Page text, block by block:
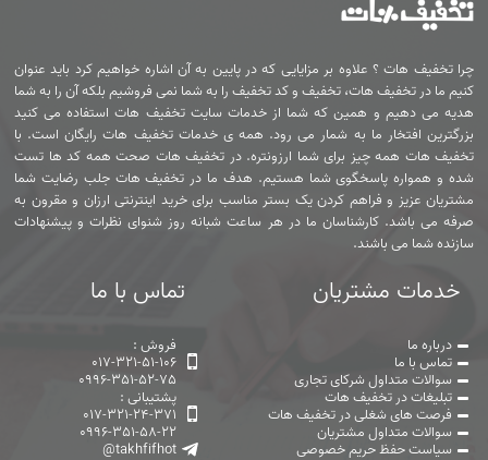
چرا تخفیف هات ؟ علاوه بر مزایایی که در پایین به آن اشاره خواهیم کرد باید عنوان
کنیم ما در تخفیف هات، تخفیف و کد تخفیف را به شما نمی فروشیم بلکه آن را به شما
هدیه می دهیم و همین که شما از خدمات سایت تخفیف هات استفاده می کنید
بزرگترین افتخار ما به شمار می رود. همه ی خدمات تخفیف هات رایگان است. با
تخفیف هات همه چیز برای شما ارزونتره. در تخفیف هات صحت همه کد ها تست
شده و همواره پاسخگوی شما هستیم. هدف ما در تخفیف هات جلب رضایت شما
مشتریان عزیز و فراهم کردن یک بستر مناسب برای خرید اینترنتی ارزان و مقرون به
صرفه می باشد. کارشناسان ما در هر ساعت شبانه روز شنوای نظرات و پیشنهادات
سازنده شما می باشند.
خدمات مشتریان
درباره ما
تماس با ما
سوالات متداول شرکای تجاری
تبلیغات در تخفیف هات
فرصت های شغلی در تخفیف هات
سوالات متداول مشتریان
سیاست حفظ حریم خصوصی
تماس با ما
فروش :
017-321-51-106
0996-351-52-75
پشتیبانی :
017-321-24-371
0996-351-58-22
@takhfifhot